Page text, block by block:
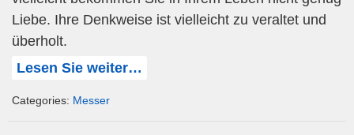
Liebe. Ihre Denkweise ist vielleicht zu veraltet und
überholt.
Lesen Sie weiter…
Categories: Messer